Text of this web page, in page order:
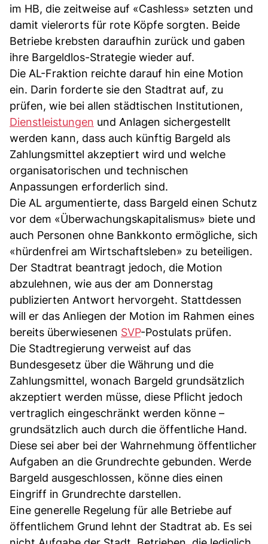
im HB, die zeitweise auf «Cashless» setzten und
damit vielerorts für rote Köpfe sorgten. Beide
Betriebe krebsten daraufhin zurück und gaben
ihre Bargeldlos-Strategie wieder auf.
Die AL-Fraktion reichte darauf hin eine Motion
ein. Darin forderte sie den Stadtrat auf, zu
prüfen, wie bei allen städtischen Institutionen,
Dienstleistungen und Anlagen sichergestellt
werden kann, dass auch künftig Bargeld als
Zahlungsmittel akzeptiert wird und welche
organisatorischen und technischen
Anpassungen erforderlich sind.
Die AL argumentierte, dass Bargeld einen Schutz
vor dem «Überwachungskapitalismus» biete und
auch Personen ohne Bankkonto ermögliche, sich
«hürdenfrei am Wirtschaftsleben» zu beteiligen.
Der Stadtrat beantragt jedoch, die Motion
abzulehnen, wie aus der am Donnerstag
publizierten Antwort hervorgeht. Stattdessen
will er das Anliegen der Motion im Rahmen eines
bereits überwiesenen SVP-Postulats prüfen.
Die Stadtregierung verweist auf das
Bundesgesetz über die Währung und die
Zahlungsmittel, wonach Bargeld grundsätzlich
akzeptiert werden müsse, diese Pflicht jedoch
vertraglich eingeschränkt werden könne –
grundsätzlich auch durch die öffentliche Hand.
Diese sei aber bei der Wahrnehmung öffentlicher
Aufgaben an die Grundrechte gebunden. Werde
Bargeld ausgeschlossen, könne dies einen
Eingriff in Grundrechte darstellen.
Eine generelle Regelung für alle Betriebe auf
öffentlichem Grund lehnt der Stadtrat ab. Es sei